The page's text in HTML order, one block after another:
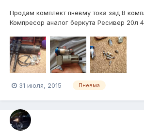
Продам комплект пневму тока зад В
Компресор аналог беркута Ресивер 20л
влагоотделителя Фитинги трубки
стойки рукава Наличие город Тюмень
89827863431(Александр) Ц...
31 июля, 2015 Пневма